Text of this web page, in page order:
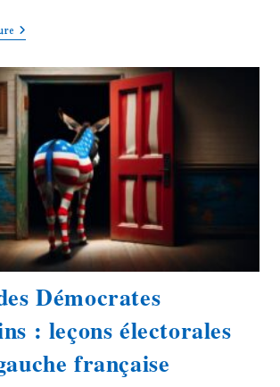
Situation
En
:
Exposé
Des
Motifs
Démocrates
: leçons électorales
française